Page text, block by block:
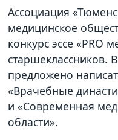
Ассоциация
медицинское
конкурс эссе «PRO
старшеклассников.
предложено
«Врачебные
и «Современная
области».